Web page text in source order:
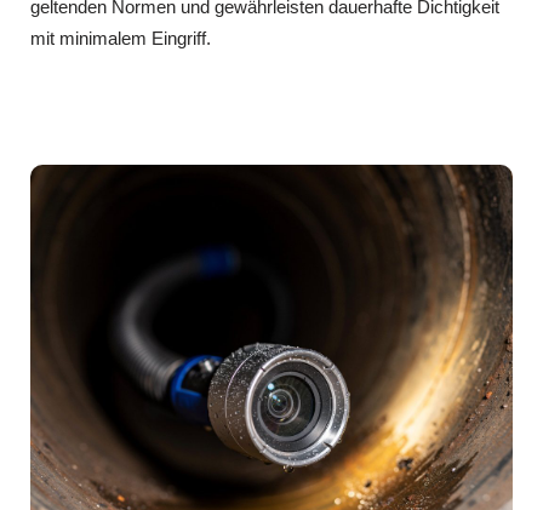
geltenden Normen und gewährleisten dauerhafte Dichtigkeit
mit minimalem Eingriff.